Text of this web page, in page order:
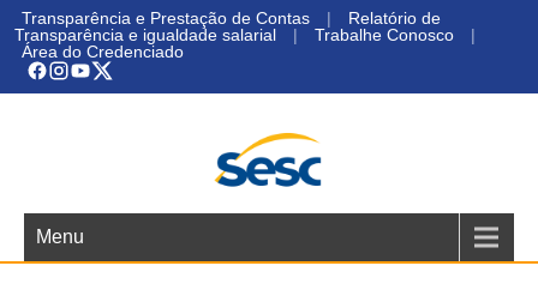
Transparência e Prestação de Contas |
Relatório de
Transparência e igualdade salarial
| Trabalhe Conosco
|
Área do Credenciado
Menu